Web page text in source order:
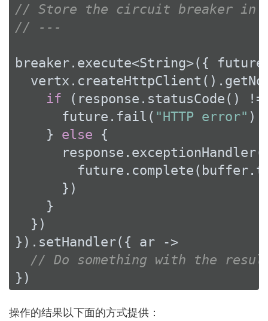
// Store the circuit breaker in
// ---
breaker.execute<String>({
if (response.statusCode()
      future.fail(
"HTTP error" )
    }
else {
      })
    }
  })
}).setHandler({ ar ->
// Do something with the
})
操作的结果以下面的方式提供：